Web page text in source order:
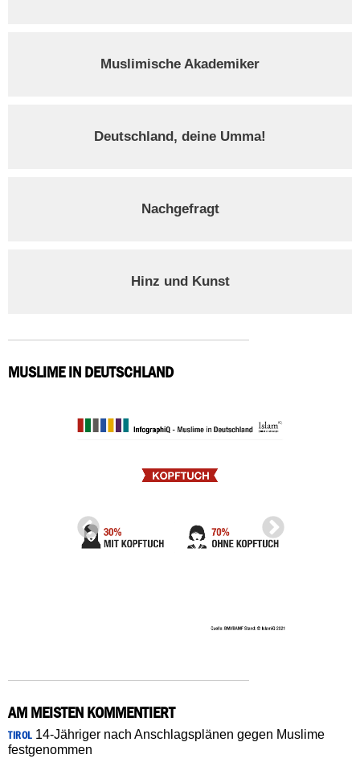
Muslimische Akademiker
Deutschland, deine Umma!
Nachgefragt
Hinz und Kunst
MUSLIME IN DEUTSCHLAND
AM MEISTEN KOMMENTIERT
TIROL14-Jähriger nach Anschlagsplänen gegen Muslime
festgenommen